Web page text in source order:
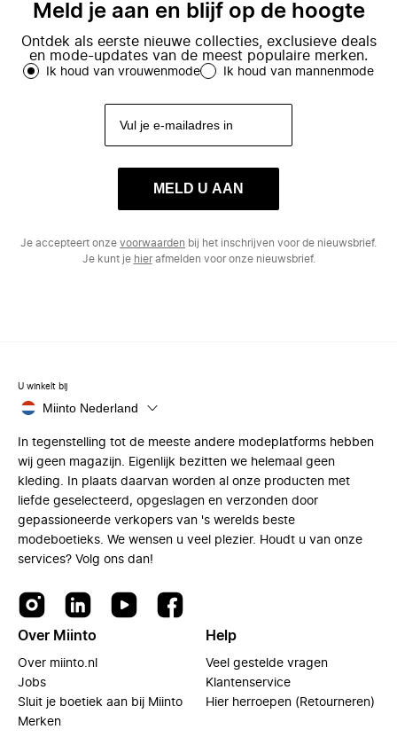
Meld je aan en blijf op de hoogte
Ontdek als eerste nieuwe collecties, exclusieve deals
en mode-updates van de meest populaire merken.
Ik houd van vrouwenmode Ik houd van mannenmode
MELD U AAN
Je accepteert onze voorwaarden bij het inschrijven voor de nieuwsbrief.
Je kunt je hierafmelden voor onze nieuwsbrief.
U winkelt bij
Miinto Nederland
In tegenstelling tot de meeste andere modeplatforms hebben
wij geen magazijn. Eigenlijk bezitten we helemaal geen
kleding. In plaats daarvan worden al onze producten met
liefde geselecteerd, opgeslagen en verzonden door
gepassioneerde verkopers van 's werelds beste
modeboetieks. We wensen u veel plezier. Houdt u van onze
services? Volg ons dan!
Over Miinto
Over miinto.nl
Jobs
Sluit je boetiek aan bij Miinto
Merken
Help
Veel gestelde vragen
Klantenservice
Hier herroepen (Retourneren)